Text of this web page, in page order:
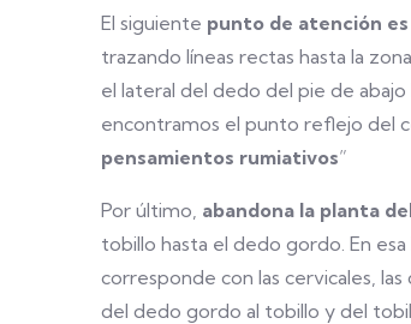
El siguiente punto de atención
trazando líneas rectas hasta la
el lateral del dedo del pie de
encontramos el punto reflejo del
pensamientos rumiativos”
Por último, abandona la planta
tobillo hasta el dedo gordo. En
corresponde con las cervicales,
del dedo gordo al tobillo y del